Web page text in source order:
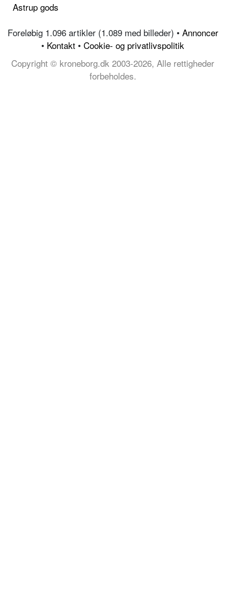
Astrup gods
Foreløbig 1.096 artikler (1.089 med billeder) • Annoncer
• Kontakt • Cookie- og privatlivspolitik
Copyright © kroneborg.dk 2003-2026, Alle rettigheder
forbeholdes.